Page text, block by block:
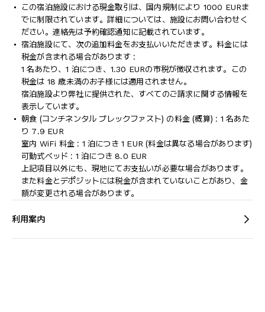
この宿泊施設における現金取引は、国内規制により 1000 EURま
でに制限されています。詳細については、施設にお問い合わせく
ださい。連絡先は予約確認通知に記載されています。
宿泊施設にて、次の追加料金をお支払いいただきます。料金には
税金が含まれる場合があります :
1 名あたり、1 泊につき、1.30 EURの市税が徴収されます。この
税金は 18 歳未満のお子様には適用されません。
宿泊施設より弊社に提供された、すべてのご請求に関する情報を
表示しています。
朝食 (コンチネンタル ブレックファスト) の料金 (概算) : 1 名あた
り 7.9 EUR
室内 WiFi 料金 : 1 泊につき 1 EUR (料金は異なる場合があります)
可動式ベッド : 1 泊につき 8.0 EUR
上記項目以外にも、現地にてお支払いが必要な場合があります。
また料金とデポジットには税金が含まれていないことがあり、金
額が変更される場合があります。
利用案内